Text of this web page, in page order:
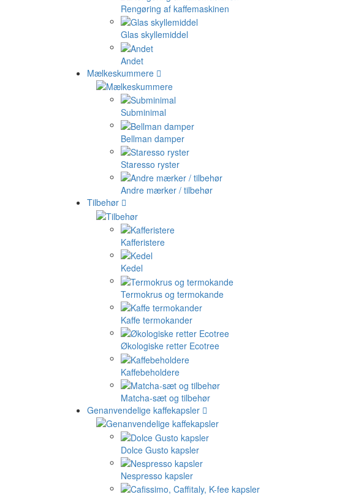
Rengøring af kaffemaskinen
Glas skyllemiddel
Andet
Mælkeskummere
Subminimal
Bellman damper
Staresso ryster
Andre mærker / tilbehør
Tilbehør
Kafferistere
Kedel
Termokrus og termokande
Kaffe termokander
Økologiske retter Ecotree
Kaffebeholdere
Matcha-sæt og tilbehør
Genanvendelige kaffekapsler
Dolce Gusto kapsler
Nespresso kapsler